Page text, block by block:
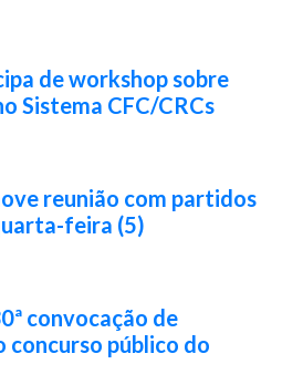
de workshop sobre
Sistema CFC/CRCs
reunião com partidos
feira (5)
convocação de
concurso público do